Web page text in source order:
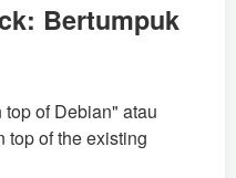
Bertumpuk
of Debian" atau
top of the existing